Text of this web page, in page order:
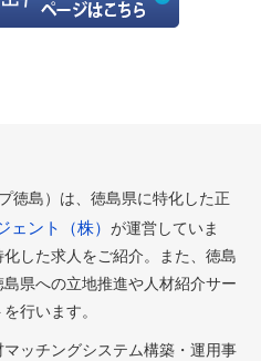
徳島）は、徳島県に特化した正
ェント（株） が運営していま
した求人をご紹介。また、徳島
県への立地推進や人材紹介サー
行います。
マッチングシステム構築・運用事